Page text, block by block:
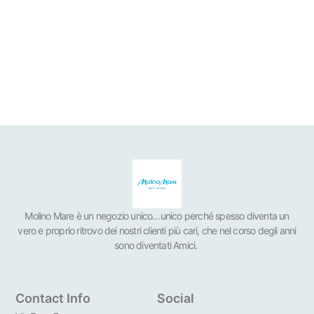
Molino Mare è un negozio unico…unico perché spesso diventa un
vero e proprio ritrovo dei nostri clienti più cari, che nel corso degli anni
sono diventati Amici.
Contact Info Social